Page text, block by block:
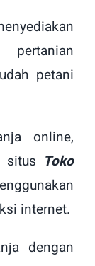
pertanian
petani
online,
situs Toko
internet.
dengan